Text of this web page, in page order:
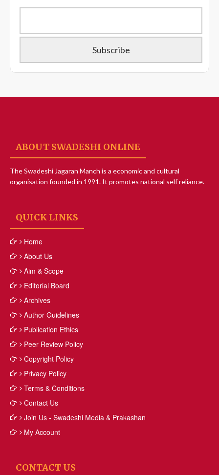
ABOUT SWADESHI ONLINE
The Swadeshi Jagaran Manch is a economic and cultural
organisation founded in 1991. It promotes national self reliance.
QUICK LINKS
Home
About Us
Aim & Scope
Editorial Board
Archives
Author Guidelines
Publication Ethics
Peer Review Policy
Copyright Policy
Privacy Policy
Terms & Conditions
Contact Us
Join Us - Swadeshi Media & Prakashan
My Account
CONTACT US